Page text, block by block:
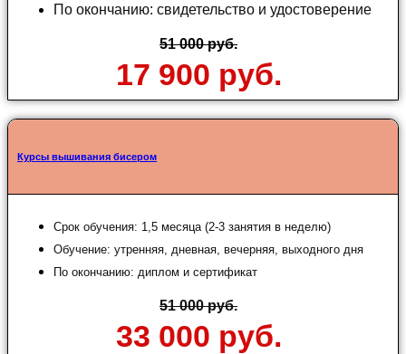
По окончанию: свидетельство и удостоверение
51 000 руб.
17 900 руб.
Курсы вышивания бисером
Срок обучения: 1,5 месяца (2-3 занятия в неделю)
Обучение: утренняя, дневная, вечерняя, выходного дня
По окончанию: диплом и сертификат
51 000 руб.
33 000 руб.